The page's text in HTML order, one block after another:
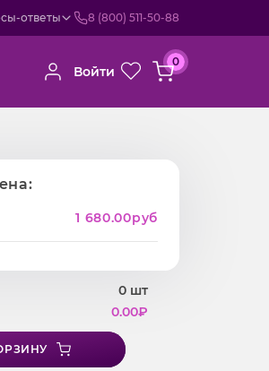
ответы 8 (800) 511-50-88
Войти
0
1 680.00руб
0 шт
0.00₽